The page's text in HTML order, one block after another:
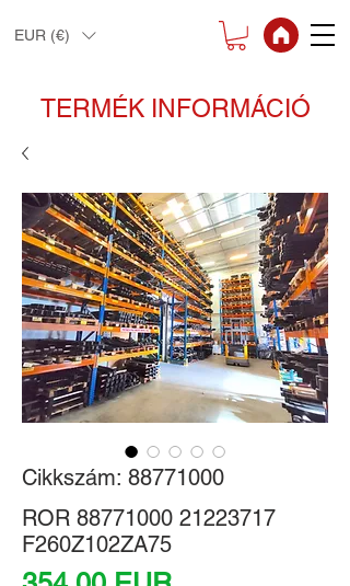
EUR (€)
TERMÉK INFORMÁCIÓ
Cikkszám: 88771000
ROR 88771000 21223717
F260Z102ZA75